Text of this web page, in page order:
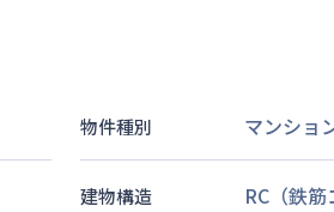
物件種別 マンショ
建物構造 RC（鉄